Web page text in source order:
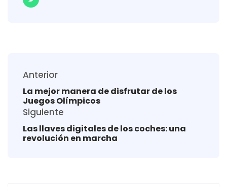
Anterior
La mejor manera de disfrutar de los
Juegos Olímpicos
Siguiente
Las llaves digitales de los coches: una
revolución en marcha